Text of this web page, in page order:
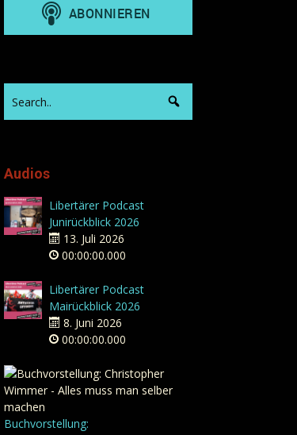
Audios
Libertärer Podcast
Junirückblick 2026
13. Juli 2026
00:00:00.000
Libertärer Podcast
Mairückblick 2026
8. Juni 2026
00:00:00.000
Buchvorstellung: